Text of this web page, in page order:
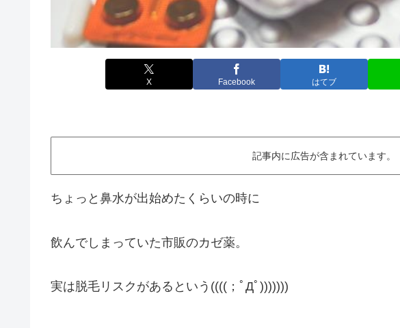
X Facebook はてブ
記事内に広告が含まれています。
ちょっと鼻水が出始めたくらいの時に
飲んでしまっていた市販のカゼ薬。
実は脱毛リスクがあるという((((；ﾟДﾟ)))))))